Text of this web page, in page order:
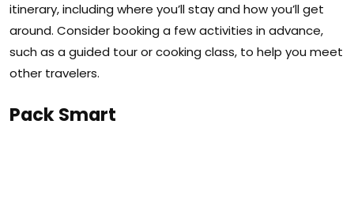
itinerary, including where you’ll stay and how you’ll get
around. Consider booking a few activities in advance,
such as a guided tour or cooking class, to help you meet
other travelers.
Pack Smart